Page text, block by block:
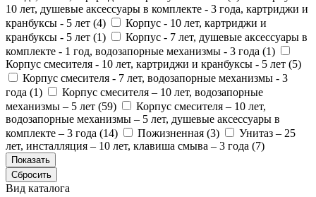
10 лет, душевые аксессуары в комплекте - 3 года, картриджи и
кранбуксы - 5 лет (4)
Корпус - 10 лет, картриджи и
кранбуксы - 5 лет (1)
Корпус - 7 лет, душевые аксессуары в
комплекте - 1 год, водозапорные механизмы - 3 года (1)
Корпус смесителя - 10 лет, картриджи и кранбуксы - 5 лет (5)
Корпус смесителя - 7 лет, водозапорные механизмы - 3
года (1)
Корпус смесителя – 10 лет, водозапорные
механизмы – 5 лет (59)
Корпус смесителя – 10 лет,
водозапорные механизмы – 5 лет, душевые аксессуары в
комплекте – 3 года (14) Пожизненная (3)
Унитаз – 25
лет, инсталляция – 10 лет, клавиша смыва – 3 года (7)
Вид каталога